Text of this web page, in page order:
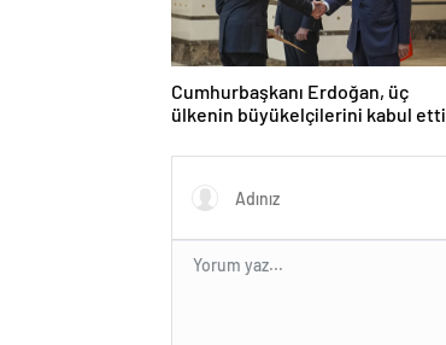
Cumhurbaşkanı Erdoğan, üç
ülkenin büyükelçilerini kabul etti